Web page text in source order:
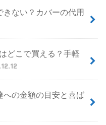
ない？カバーの代用
どこで買える？手軽
への金額の目安と喜ば